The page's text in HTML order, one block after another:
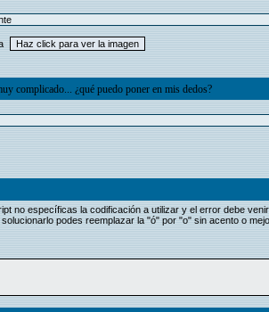
complicado... ¿qué puedo poner en mis dedos?
no específicas la codificación a utilizar y el error debe
podes reemplazar la "ó" por "o" sin acento o